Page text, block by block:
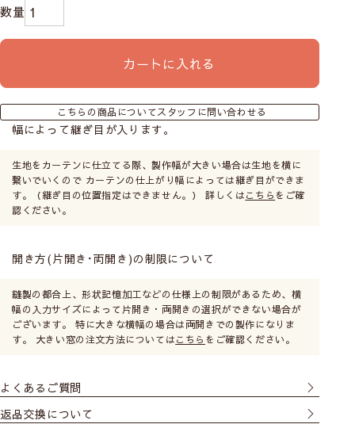
カートに入れる
こちらの商品についてスタッフに問い合わせる
幅によって継ぎ目が入ります。
生地をカーテンに仕立てる際、製作幅が大きい場合は生地を横に
繋いでいくので カーテンの仕上がり幅によっては継ぎ目ができま
す。（継ぎ目の位置指定はできません。） 詳しくはこちら をご確
認ください。
開き方(片開き･両開き)の制限について
縫製の都合上、形状記憶加工などの仕様上の制限があるため、横
幅の入力サイズによって片開き・両開きの選択ができない場合が
ございます。 特に大きな横幅の場合は両開きでの製作になりま
す。 大きい窓の注文方法についてはこちら をご確認ください。
よくあるご質問
返品交換について